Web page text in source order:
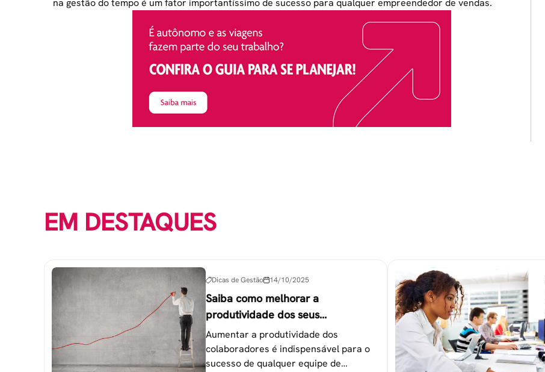
na gestão do tempo é um fator importantíssimo de sucesso para qualquer empreendedor de vendas.
EM DESTAQUES
Dicas de Gestão 14/10/2025
Saiba como melhorar a
produtividade dos seus
colaboradores
Aumentar a produtividade dos
colaboradores é indispensável para o
sucesso de qualquer equipe de